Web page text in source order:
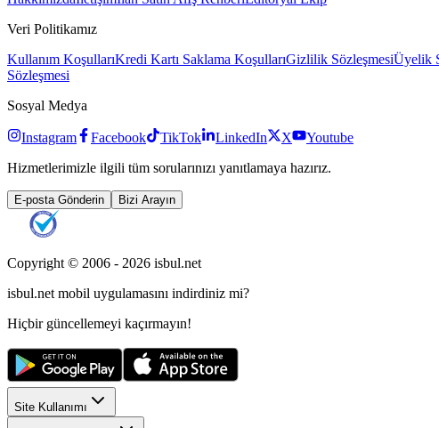
Veri Politikamız
Kullanım KoşullarıKredi Kartı Saklama KoşullarıGizlilik SözleşmesiÜyelik
Sözleşmesi
Sosyal Medya
Instagram Facebook TikTok LinkedIn X
Youtube
Hizmetlerimizle ilgili tüm sorularınızı yanıtlamaya hazırız.
E-posta Gönderin Bizi Arayın
Copyright © 2006 - 2026 isbul.net
isbul.net mobil uygulamasını indirdiniz mi?
Hiçbir güncellemeyi kaçırmayın!
Site Kullanımı